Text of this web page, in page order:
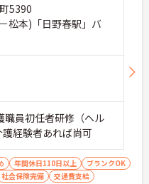
5390
松本)「日野春駅」バ
員初任者研修（ヘル
経験者あれば尚可
年間休日110日以上
ブランクOK
社会保険完備 交通費支給